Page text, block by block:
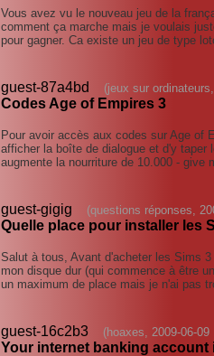
Vous avez vu le nouveau jeu de la
comment ça marche mais je voulais
pour gagner. Ca existe un jeu de type
guest-87a4bd (jeux sur
Codes Age of Empires 3
Pour avoir accès aux codes sur Age of
afficher la boîte de dialogue et d'y
augmente la nourriture de 10.000 - give
guest-gigig (questions réponses,
Quelle place pour installer les
Salut à tous, Avant d'acheter les Sims
mon disque dur (qui commence à être
un maximum de place mais je n'ai pas
guest-16c2b3 (hoaxes, 2009-06-09
Your internet banking account